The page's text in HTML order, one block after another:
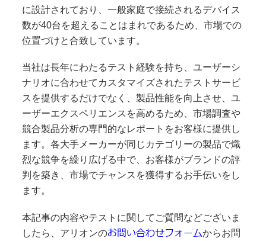
に設計されており、一般家庭で接続されるデバイス
数が40台を超えることはまれであるため、市場での
位置づけと合致しています。
当社は長年にわたるテスト経験を持ち、ユーザーシ
ナリオに合わせてカスタマイズされたテストサービ
スを提供するだけでなく、製品性能を向上させ、ユ
ーザーエクスペリエンスを高めるため、市場調査や
競合製品分析の専門的なレポートをお客様に提供し
ます。各大手メーカーが同じカテゴリーの製品で熾
烈な競争を繰り広げる中で、お客様がブランドの評
判を築き、市場でチャンスを獲得するお手伝いをし
ます。
本記事の内容やテストに関してご質問などございま
したら、アリオンのお問い合わせフォームからお問